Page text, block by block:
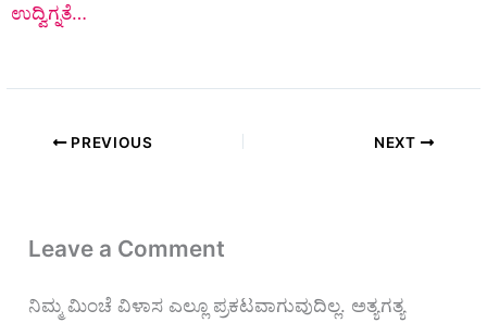
ಉದ್ವಿಗ್ನತೆ…
PREVIOUS NEXT
Leave a Comment
ನಿಮ್ಮ ಮಿಂಚೆ ವಿಳಾಸ ಎಲ್ಲೂ ಪ್ರಕಟವಾಗುವುದಿಲ್ಲ. ಅತ್ಯಗತ್ಯ